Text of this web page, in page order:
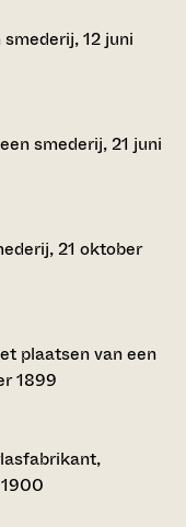
12 juni
smederij, 21 juni
21 oktober
plaatsen van een
1899